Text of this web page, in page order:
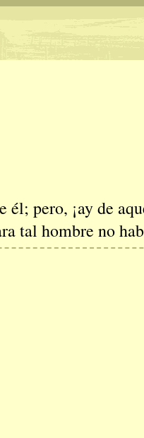
él; pero, ¡ay de
tal hombre no